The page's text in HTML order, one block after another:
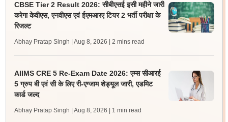
CBSE Tier 2 Result 2026: सीबीएसई इसी महीने जारी
करेगा केवीएस, एनवीएस एवं ईएमआरए टियर 2 भर्ती परीक्षा के
रिजल्ट
Abhay Pratap Singh | Aug 8, 2026 | 2 mins read
AIIMS CRE 5 Re-Exam Date 2026: एम्स सीआरई
5 ग्रुप बी एवं सी के लिए री-एग्जाम शेड्यूल जारी, एडमिट
कार्ड जल्द
Abhay Pratap Singh | Aug 8, 2026 | 1 min read